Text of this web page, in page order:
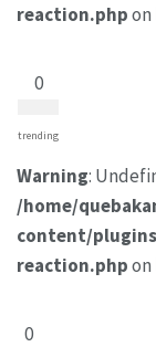
reaction.phpon
0
trending
Warning:
/home/
content/
reaction.phpon
0